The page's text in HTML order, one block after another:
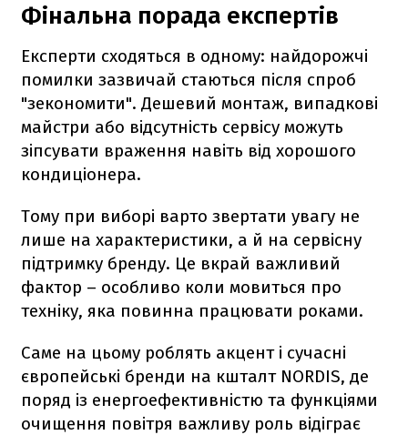
Фінальна порада експертів
Експерти сходяться в одному: найдорожчі
помилки зазвичай стаються після спроб
"зекономити". Дешевий монтаж, випадкові
майстри або відсутність сервісу можуть
зіпсувати враження навіть від хорошого
кондиціонера.
Тому при виборі варто звертати увагу не
лише на характеристики, а й на сервісну
підтримку бренду. Це вкрай важливий
фактор – особливо коли мовиться про
техніку, яка повинна працювати роками.
Саме на цьому роблять акцент і сучасні
європейські бренди на кшталт NORDIS, де
поряд із енергоефективністю та функціями
очищення повітря важливу роль відіграє